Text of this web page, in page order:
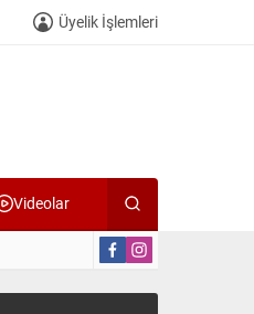
Üyelik İşlemleri
Videolar